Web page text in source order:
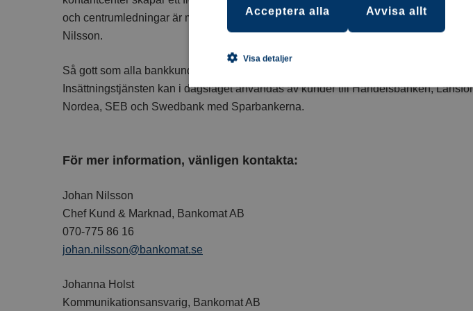
och centrumledningar är mer än välkomna att höra av sig till Bankomat AB med tips,
Nilsson.
Så gott som alla bankkunder i Sverige kan göra uttag via Bankomats
Insättningstjänsten kan i dagsläget användas av kunder till Handelsbanken,
Nordea, SEB och Swedbank med Sparbankerna.
För mer information, vänligen kontakta:
Johan Nilsson
Chef Kund & Marknad, Bankomat AB
070-775 86 16
johan.nilsson@bankomat.se
Johanna Holst
Kommunikationsansvarig, Bankomat AB
Acceptera alla Avvisa allt
Visa detaljer